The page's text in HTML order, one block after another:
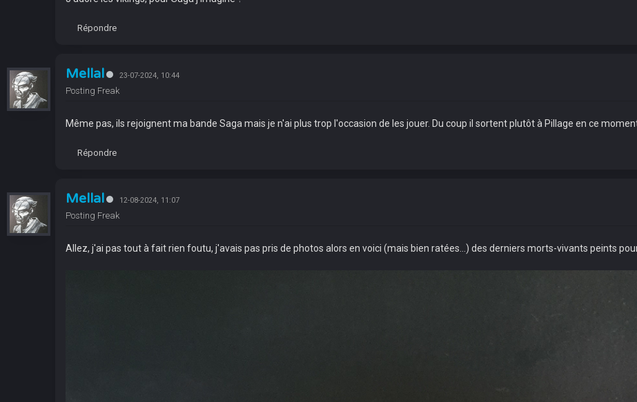
Répondre
Mellal 23-07-2024, 10:44
Posting Freak
Même pas, ils rejoignent ma bande Saga mais je n'ai plus trop l'occasion de les jouer. Du coup il sortent plutôt à Pillage en ce
Répondre
Mellal 12-08-2024, 11:07
Posting Freak
Allez, j'ai pas tout à fait rien foutu, j'avais pas pris de photos alors en voici (mais bien ratées...) des derniers morts-vivants peints